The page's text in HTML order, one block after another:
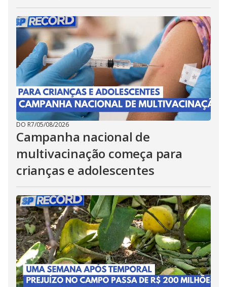
DO R7/05/08/2026
Campanha nacional de
multivacinação começa para
crianças e adolescentes